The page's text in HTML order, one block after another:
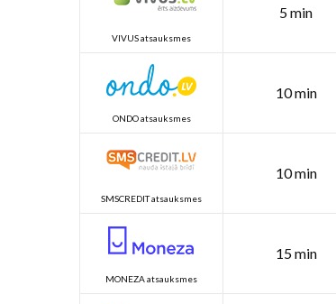
VIVUS atsauksmes
5 min
ONDO atsauksmes
10 min
SMSCREDIT atsauksmes
10 min
MONEZA atsauksmes
15 min